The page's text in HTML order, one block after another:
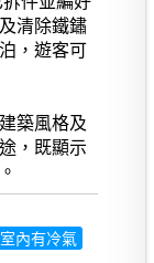
清除鐵鏽
，遊客可
築風格及
，既顯示
室內有冷氣